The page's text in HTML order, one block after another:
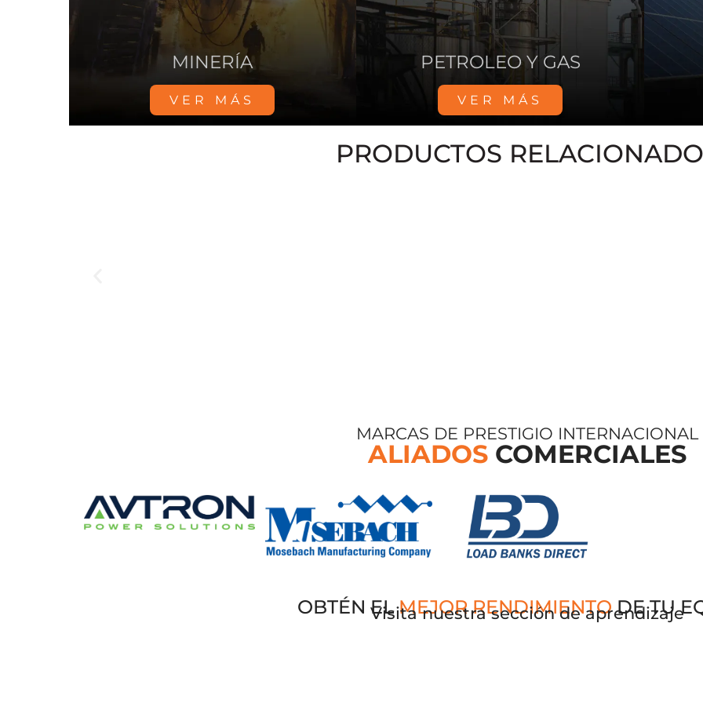
DATA CENTER
VER MÁS
HOSPITALES
VER MÁS
PRODUCTOS
MARCAS DE PRESTIGIO INTERNACIONAL
ALIADOS COMERCIALES
OBTÉN ELMEJOR RENDIMIENTODE TU
Visita nuestra sección de aprendizaje